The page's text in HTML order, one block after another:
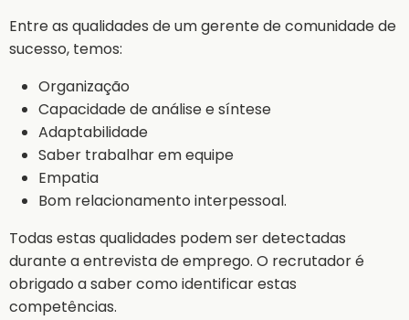
Entre as qualidades de um gerente de comunidade de
sucesso, temos:
Organização
Capacidade de análise e síntese
Adaptabilidade
Saber trabalhar em equipe
Empatia
Bom relacionamento interpessoal.
Todas estas qualidades podem ser detectadas
durante a entrevista de emprego. O recrutador é
obrigado a saber como identificar estas
competências.